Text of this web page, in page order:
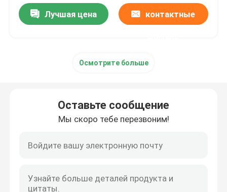
Проверка качества
Горячекатаная катушка нержавеющей стали
Отполированная катушка нержавеющей стали
Лучшая цена контактные
Осмотрите больше
Оставьте сообщение
Мы скоро тебе перезвоним!